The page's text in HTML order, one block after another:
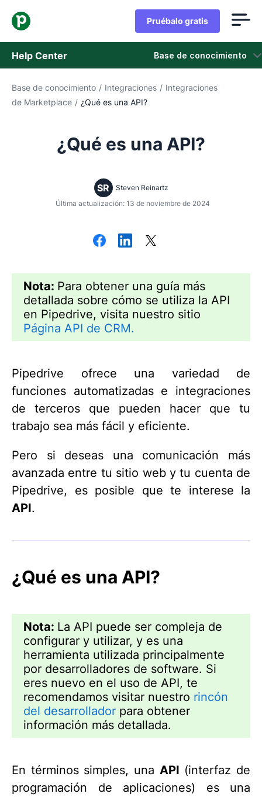
Pruébalo gratis
Help Center Base de conocimiento
Base de conocimiento
Contáctanos
Base de conocimiento / Integraciones / Integraciones
de Marketplace / ¿Qué es una API?
¿Qué es una API?
SR
Steven Reinartz
Última actualización: 13 de noviembre de 2024
Nota: Para obtener una guía más
detallada sobre cómo se utiliza la API
en Pipedrive, visita nuestro sitio
Página API de CRM.
Pipedrive ofrece una variedad de
funciones automatizadas e integraciones
de terceros que pueden hacer que tu
trabajo sea más fácil y eficiente.
Pero si deseas una comunicación más
avanzada entre tu sitio web y tu cuenta de
Pipedrive, es posible que te interese la
API.
¿Qué es una API?
Nota: La API puede ser compleja de
configurar y utilizar, y es una
herramienta utilizada principalmente
por desarrolladores de software. Si
eres nuevo en el uso de API, te
recomendamos visitar nuestro rincón
del desarrollador para obtener
información más detallada.
En términos simples, una API (interfaz de
programación de aplicaciones) es una